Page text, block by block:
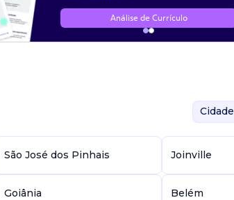
Análise de Currículo
São José dos Pinhais Joinville
Goiânia Belém